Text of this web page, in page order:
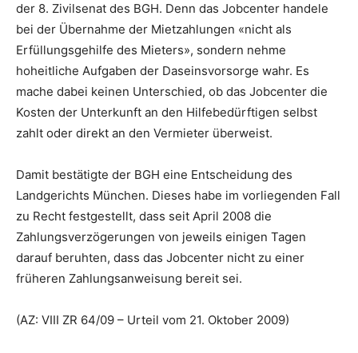
der 8. Zivilsenat des BGH. Denn das Jobcenter handele
bei der Übernahme der Mietzahlungen «nicht als
Erfüllungsgehilfe des Mieters», sondern nehme
hoheitliche Aufgaben der Daseinsvorsorge wahr. Es
mache dabei keinen Unterschied, ob das Jobcenter die
Kosten der Unterkunft an den Hilfebedürftigen selbst
zahlt oder direkt an den Vermieter überweist.
Damit bestätigte der BGH eine Entscheidung des
Landgerichts München. Dieses habe im vorliegenden Fall
zu Recht festgestellt, dass seit April 2008 die
Zahlungsverzögerungen von jeweils einigen Tagen
darauf beruhten, dass das Jobcenter nicht zu einer
früheren Zahlungsanweisung bereit sei.
(AZ: VIII ZR 64/09 – Urteil vom 21. Oktober 2009)